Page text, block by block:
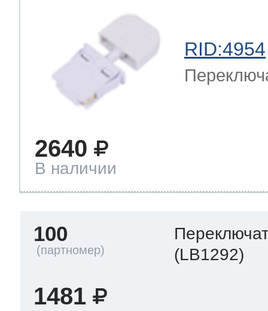
RID:4954
2640
В наличии
100
(LB1292)
1481